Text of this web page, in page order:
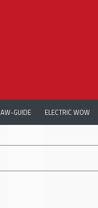
AW-GUIDE ELECTRIC WOW